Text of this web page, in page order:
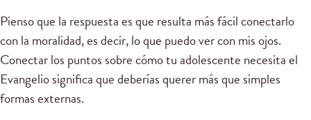
Pienso que la respuesta es que resulta más fácil conectarlo
con la moralidad, es decir, lo que puedo ver con mis ojos.
Conectar los puntos sobre cómo tu adolescente necesita el
Evangelio significa que deberías querer más que simples
formas externas.